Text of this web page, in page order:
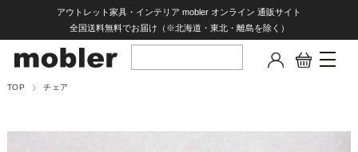
アウトレット家具・インテリア mobler オンライン 通販サイト
全国送料無料でお届け（※北海道・東北・離島を除く）
TOP チェア